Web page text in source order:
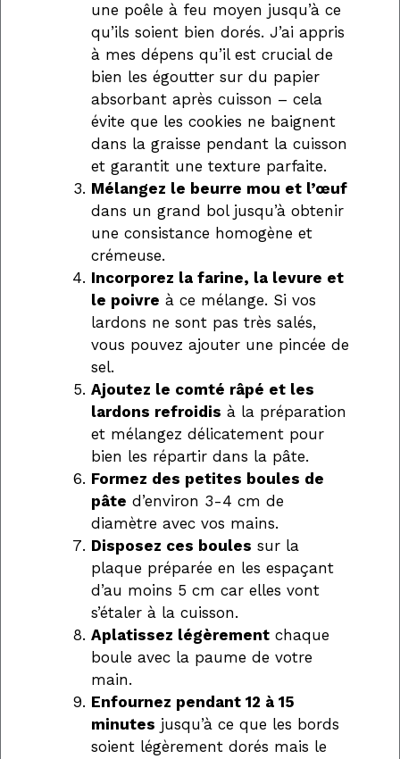
une poêle à feu moyen jusqu’à ce
qu’ils soient bien dorés. J’ai appris
à mes dépens qu’il est crucial de
bien les égoutter sur du papier
absorbant après cuisson – cela
évite que les cookies ne baignent
dans la graisse pendant la cuisson
et garantit une texture parfaite.
Mélangez le beurre mou et l’œuf
dans un grand bol jusqu’à obtenir
une consistance homogène et
crémeuse.
Incorporez la farine, la levure et
le poivre à ce mélange. Si vos
lardons ne sont pas très salés,
vous pouvez ajouter une pincée de
sel.
Ajoutez le comté râpé et les
lardons refroidis à la préparation
et mélangez délicatement pour
bien les répartir dans la pâte.
Formez des petites boules de
pâte d’environ 3-4 cm de
diamètre avec vos mains.
Disposez ces boules sur la
plaque préparée en les espaçant
d’au moins 5 cm car elles vont
s’étaler à la cuisson.
Aplatissez légèrement chaque
boule avec la paume de votre
main.
Enfournez pendant 12 à 15
minutes jusqu’à ce que les bords
soient légèrement dorés mais le